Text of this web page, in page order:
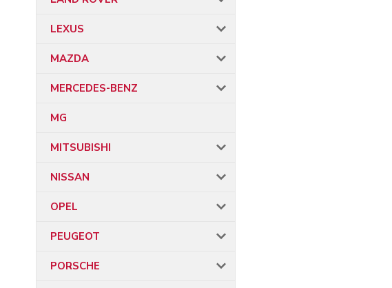
LEXUS
MAZDA
MERCEDES-BENZ
MG
MITSUBISHI
NISSAN
OPEL
PEUGEOT
PORSCHE